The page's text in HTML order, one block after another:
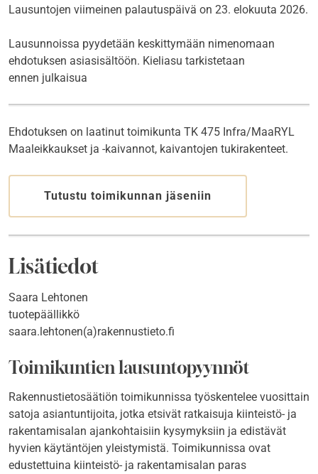
Lausuntojen viimeinen palautuspäivä on 23. elokuuta 2026.
Lausunnoissa pyydetään keskittymään nimenomaan
ehdotuksen asiasisältöön. Kieliasu tarkistetaan
ennen julkaisua
Ehdotuksen on laatinut toimikunta TK 475 Infra/MaaRYL
Maaleikkaukset ja -kaivannot, kaivantojen tukirakenteet.
Tutustu toimikunnan jäseniin
Lisätiedot
Saara Lehtonen
tuotepäällikkö
saara.lehtonen(a)rakennustieto.fi
Toimikuntien lausuntopyynnöt
Rakennustietosäätiön toimikunnissa työskentelee vuosittain
satoja asiantuntijoita, jotka etsivät ratkaisuja kiinteistö- ja
rakentamisalan ajankohtaisiin kysymyksiin ja edistävät
hyvien käytäntöjen yleistymistä. Toimikunnissa ovat
edustettuina kiinteistö- ja rakentamisalan paras